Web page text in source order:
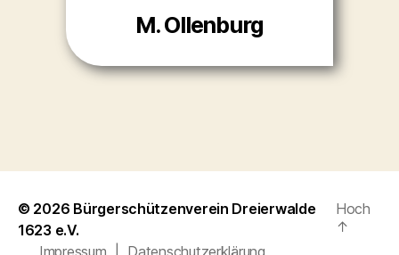
M. Ollenburg
© 2026 Bürgerschützenverein Dreierwalde
1623 e.V.
Impressum
Datenschutzerklärung
Hoch
↑